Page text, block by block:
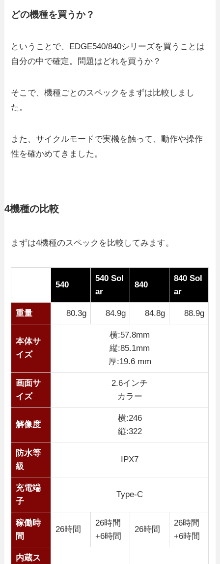
どの機種を買うか？
ということで、EDGE540/840シリーズを買うことは
自分の中で確定。問題はどれを買うか？
そこで、機種ごとのスペックをまずは比較しまし
た。
また、サイクルモードで実機を触って、動作や操作
性を確かめてきました。
4機種の比較
まずは4機種のスペックを比較してみます。
540
540 Sol
ar
840
840 Sol
ar
重量 80.3g 84.9g 84.8g 88.9g
本体サ
イズ
横:57.8mm
縦:85.1mm
厚:19.6 mm
画面サ
イズ
2.6インチ
カラー
解像度
横:246
縦:322
防水等
級
IPX7
充電端
子
Type-C
稼働時
間
26時間
26時間
+6時間
26時間
26時間
+6時間
内蔵ス